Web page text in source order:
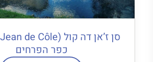
כפר הפרחים